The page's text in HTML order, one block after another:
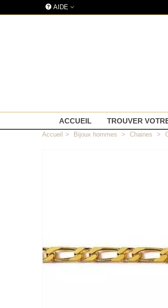
AIDE
ACCUEIL TROUVER
Accueil > Bijoux hommes > Chaines >